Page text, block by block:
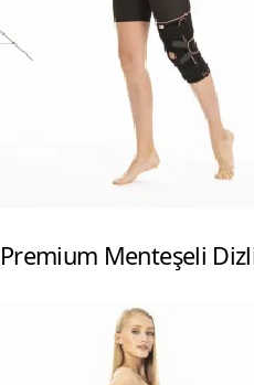
Premium Menteşeli